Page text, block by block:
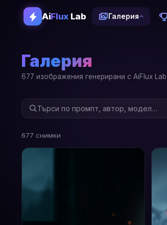
AiFluxLab Галерия
Галерия
677 изображения генерирани с AiFlux Lab
677 снимки